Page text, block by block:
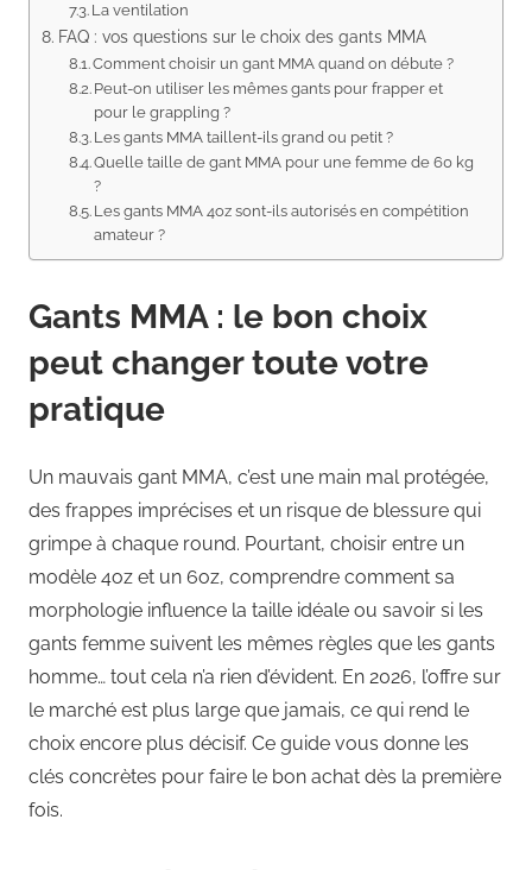
La ventilation
FAQ : vos questions sur le choix des gants MMA
Comment choisir un gant MMA quand on débute ?
Peut-on utiliser les mêmes gants pour frapper et
pour le grappling ?
Les gants MMA taillent-ils grand ou petit ?
Quelle taille de gant MMA pour une femme de 60 kg
?
Les gants MMA 4oz sont-ils autorisés en compétition
amateur ?
Gants MMA : le bon choix
peut changer toute votre
pratique
Un mauvais gant MMA, c’est une main mal protégée,
des frappes imprécises et un risque de blessure qui
grimpe à chaque round. Pourtant, choisir entre un
modèle 4oz et un 6oz, comprendre comment sa
morphologie influence la taille idéale ou savoir si les
gants femme suivent les mêmes règles que les gants
homme… tout cela n’a rien d’évident. En 2026, l’offre sur
le marché est plus large que jamais, ce qui rend le
choix encore plus décisif. Ce guide vous donne les
clés concrètes pour faire le bon achat dès la première
fois.